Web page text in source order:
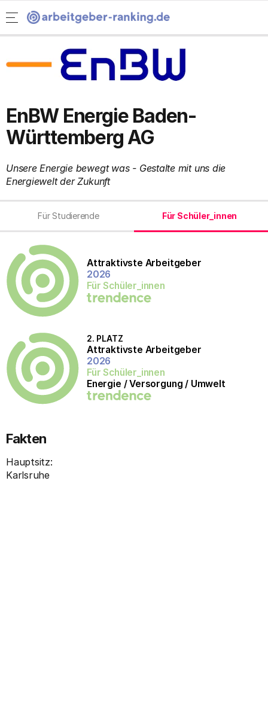
Menü öffnen
Arbeitgeber-Ranking Homepage
Ranking Studierende.
Wirtschaft
Naturwissenschaften
Rising Stars
Ranking nach Benefits
Chancengleichheit
Work-Life-Balance
Hohes Gehalt
Internationalität
Beliebte Unternehmen.
Interviews
EnBW Energie Baden-
Württemberg AG
Unsere Energie bewegt was - Gestalte mit uns die
Energiewelt der Zukunft
Für Studierende Für Schüler_innen
Attraktivste Arbeitgeber
2026
Für Schüler_innen
2. PLATZ
Attraktivste Arbeitgeber
2026
Für Schüler_innen
Energie / Versorgung / Umwelt
Fakten
Hauptsitz:
Karlsruhe